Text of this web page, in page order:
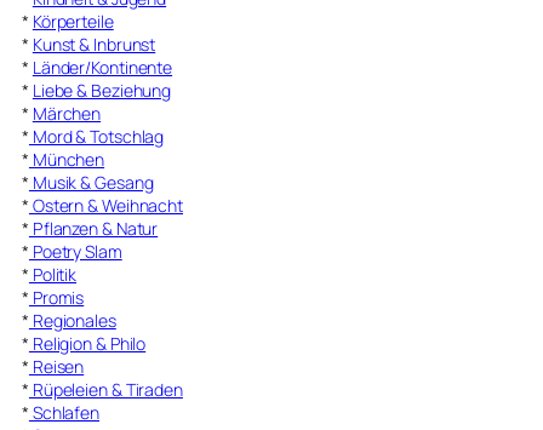
* Körperteile
* Kunst & Inbrunst
* Länder/Kontinente
* Liebe & Beziehung
* Märchen
* Mord & Totschlag
* München
* Musik & Gesang
* Ostern & Weihnacht
* Pflanzen & Natur
* Poetry Slam
* Politik
* Promis
* Regionales
* Religion & Philo
* Reisen
* Rüpeleien & Tiraden
* Schlafen